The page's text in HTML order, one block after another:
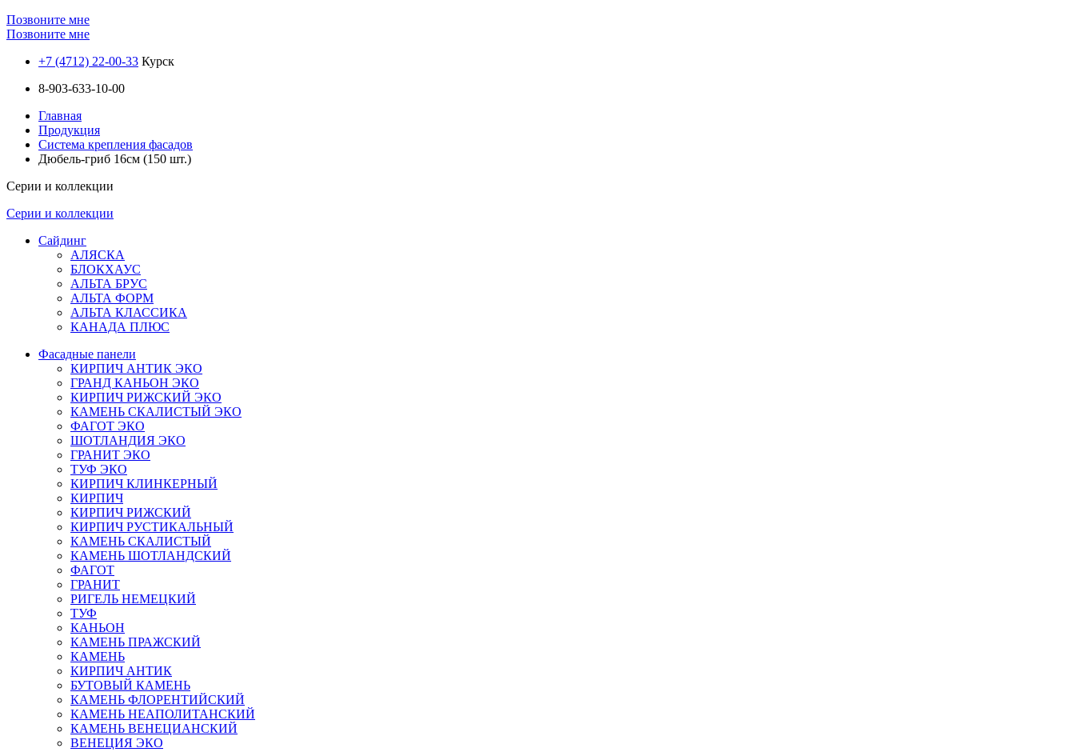
Позвоните мне
Позвоните мне
+7 (4712) 22-00-33 Курск
8-903-633-10-00
Главная
Продукция
Система крепления фасадов
Дюбель-гриб 16см (150 шт.)
Серии и коллекции
Серии и коллекции
Сайдинг
АЛЯСКА
БЛОКХАУС
АЛЬТА БРУС
АЛЬТА ФОРМ
АЛЬТА КЛАССИКА
КАНАДА ПЛЮС
Фасадные панели
КИРПИЧ АНТИК ЭКО
ГРАНД КАНЬОН ЭКО
КИРПИЧ РИЖСКИЙ ЭКО
КАМЕНЬ СКАЛИСТЫЙ ЭКО
ФАГОТ ЭКО
ШОТЛАНДИЯ ЭКО
ГРАНИТ ЭКО
ТУФ ЭКО
КИРПИЧ КЛИНКЕРНЫЙ
КИРПИЧ
КИРПИЧ РИЖСКИЙ
КИРПИЧ РУСТИКАЛЬНЫЙ
КАМЕНЬ СКАЛИСТЫЙ
КАМЕНЬ ШОТЛАНДСКИЙ
ФАГОТ
ГРАНИТ
РИГЕЛЬ НЕМЕЦКИЙ
ТУФ
КАНЬОН
КАМЕНЬ ПРАЖСКИЙ
КАМЕНЬ
КИРПИЧ АНТИК
БУТОВЫЙ КАМЕНЬ
КАМЕНЬ ФЛОРЕНТИЙСКИЙ
КАМЕНЬ НЕАПОЛИТАНСКИЙ
КАМЕНЬ ВЕНЕЦИАНСКИЙ
ВЕНЕЦИЯ ЭКО